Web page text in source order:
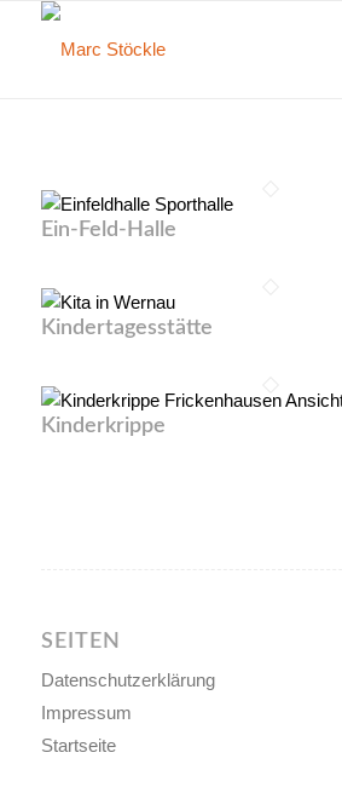
Ein-Feld-Halle
Kindertagesstätte
Kinderkrippe
SEITEN
Datenschutzerklärung
Impressum
Startseite